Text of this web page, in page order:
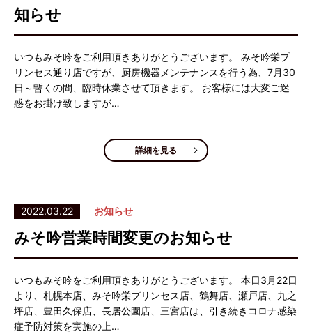
知らせ
いつもみそ吟をご利用頂きありがとうございます。 みそ吟栄プ
リンセス通り店ですが、厨房機器メンテナンスを行う為、7月30
日～暫くの間、臨時休業させて頂きます。 お客様には大変ご迷
惑をお掛け致しますが…
詳細を見る
2022.03.22 お知らせ
みそ吟営業時間変更のお知らせ
いつもみそ吟をご利用頂きありがとうございます。 本日3月22日
より、札幌本店、みそ吟栄プリンセス店、鶴舞店、瀬戸店、九之
坪店、豊田久保店、長居公園店、三宮店は、引き続きコロナ感染
症予防対策を実施の上…